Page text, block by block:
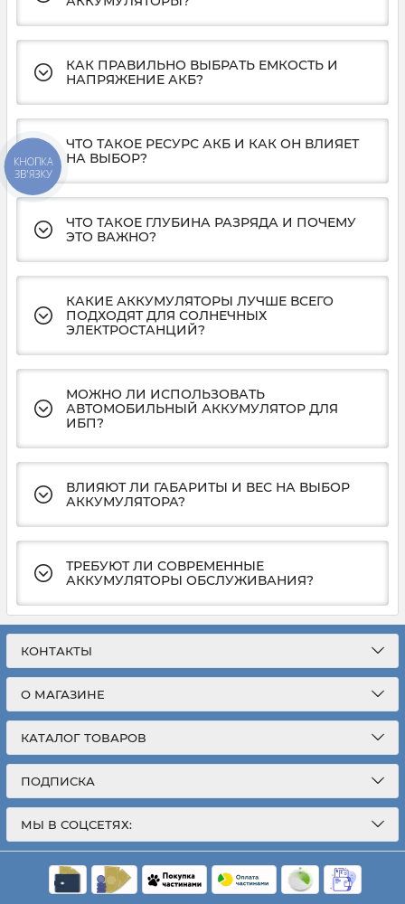
КАК ПРАВИЛЬНО ВЫБРАТЬ ЕМКОСТЬ И
НАПРЯЖЕНИЕ АКБ?
ЧТО ТАКОЕ РЕСУРС АКБ И КАК ОН ВЛИЯЕТ
НА ВЫБОР?
ЧТО ТАКОЕ ГЛУБИНА РАЗРЯДА И ПОЧЕМУ
ЭТО ВАЖНО?
КАКИЕ АККУМУЛЯТОРЫ ЛУЧШЕ ВСЕГО
ПОДХОДЯТ ДЛЯ СОЛНЕЧНЫХ
ЭЛЕКТРОСТАНЦИЙ?
МОЖНО ЛИ ИСПОЛЬЗОВАТЬ
АВТОМОБИЛЬНЫЙ АККУМУЛЯТОР ДЛЯ
ИБП?
ВЛИЯЮТ ЛИ ГАБАРИТЫ И ВЕС НА ВЫБОР
АККУМУЛЯТОРА?
ТРЕБУЮТ ЛИ СОВРЕМЕННЫЕ
АККУМУЛЯТОРЫ ОБСЛУЖИВАНИЯ?
КОНТАКТЫ
О МАГАЗИНЕ
КАТАЛОГ ТОВАРОВ
ПОДПИСКА
МЫ В СОЦСЕТЯХ:
КНОПКА
ЗВ'ЯЗКУ